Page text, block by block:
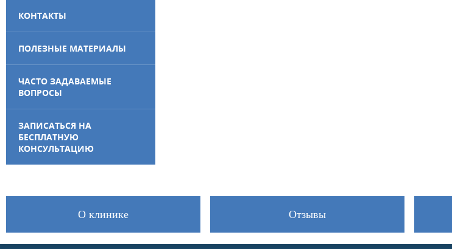
КОНТАКТЫ
ПОЛЕЗНЫЕ МАТЕРИАЛЫ
ЧАСТО ЗАДАВАЕМЫЕ
ВОПРОСЫ
ЗАПИСАТЬСЯ НА
БЕСПЛАТНУЮ
КОНСУЛЬТАЦИЮ
О клинике Отзывы